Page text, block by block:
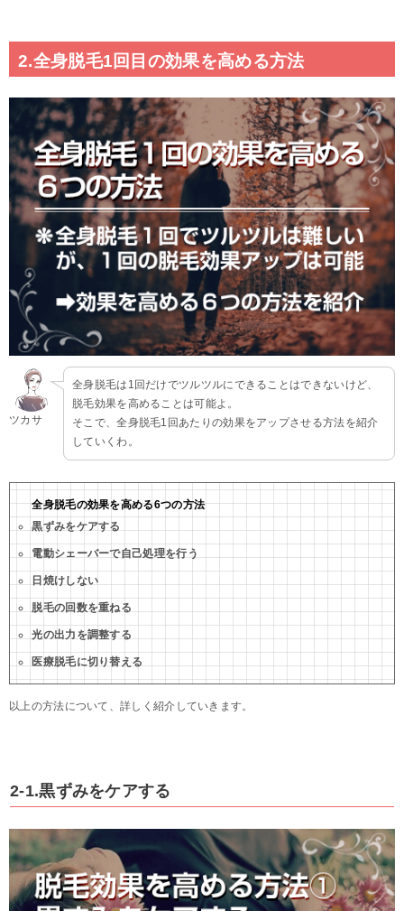
2.全身脱毛1回目の効果を高める方法
ツカサ
全身脱毛は1回だけでツルツルにできることはできないけど、
脱毛効果を高めることは可能よ。
そこで、全身脱毛1回あたりの効果をアップさせる方法を紹介
していくわ。
全身脱毛の効果を高める6つの方法
黒ずみをケアする
電動シェーバーで自己処理を行う
日焼けしない
脱毛の回数を重ねる
光の出力を調整する
医療脱毛に切り替える
以上の方法について、詳しく紹介していきます。
2-1.黒ずみをケアする